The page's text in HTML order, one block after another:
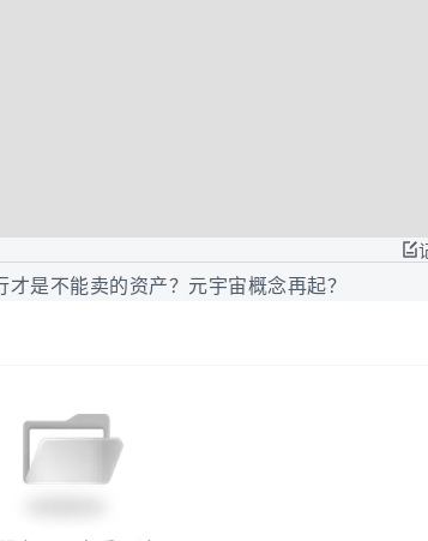
是不能卖的资产？元宇宙概念再起？